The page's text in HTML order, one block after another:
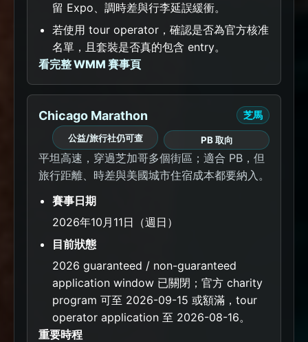
留 Expo、調時差與行李延誤緩衝。
若使用 tour operator，確認是否為官方核准
名單，且套裝是否真的包含 entry。
看完整 WMM 賽事頁
Chicago Marathon 芝馬
公益/旅行社仍可查 PB 取向
平坦高速，穿過芝加哥多個街區；適合 PB，但
旅行距離、時差與美國城市住宿成本都要納入。
賽事日期
2026年10月11日（週日）
目前狀態
2026 guaranteed / non-guaranteed
application window 已關閉；官方 charity
program 可至 2026-09-15 或額滿，tour
operator application 至 2026-08-16。
重要時程